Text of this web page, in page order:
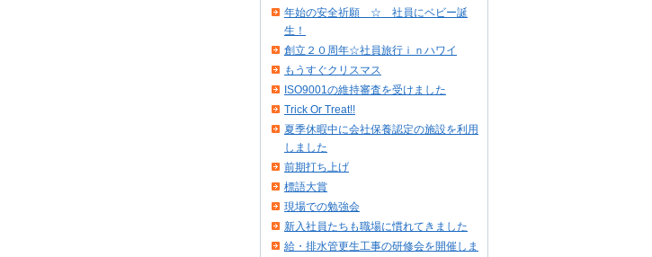
年始の安全祈願 ☆ 社員にベビー誕
生！
創立２０周年☆社員旅行ｉｎハワイ
もうすぐクリスマス
ISO9001の維持審査を受けました
Trick Or Treat!!
夏季休暇中に会社保養認定の施設を利用
しました
前期打ち上げ
標語大賞
現場での勉強会
新入社員たちも職場に慣れてきました
給・排水管更生工事の研修会を開催しま